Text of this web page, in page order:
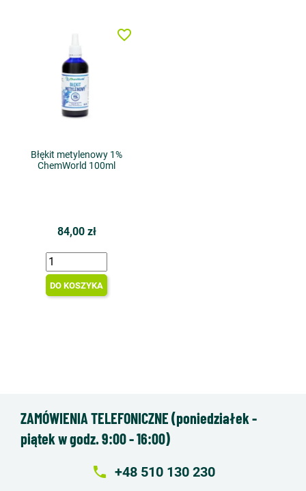
Błękit metylenowy 1%
ChemWorld 100ml
84,00 zł
DO KOSZYKA
favorite_border
ZAMÓWIENIA TELEFONICZNE (poniedziałek -
piątek w godz. 9:00 - 16:00)
local_phone +48 510 130 230